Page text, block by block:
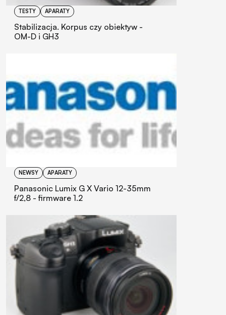
TESTY APARATY
Stabilizacja. Korpus czy obiektyw -
OM-D i GH3
NEWSY APARATY
Panasonic Lumix G X Vario 12-35mm
f/2,8 - firmware 1.2